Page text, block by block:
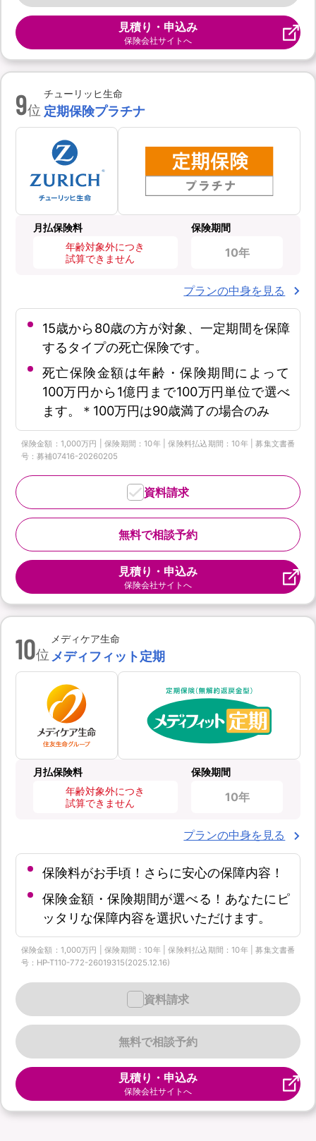
見積り・申込み
保険会社サイトへ
9位
チューリッヒ生命
定期保険プラチナ
月払保険料
年齢対象外につき
試算できません
保険期間
10年
プランの中身を見る
15歳から80歳の方が対象、一定期間を保障
するタイプの死亡保険です。
死亡保険金額は年齢・保険期間によって
100万円から1億円まで100万円単位で選べ
ます。＊100万円は90歳満了の場合のみ
保険金額：1,000万円 | 保険期間：10年 | 保険料払込期間：10年 | 募集文書番
号：募補07416-20260205
無料で相談予約
資料請求
見積り・申込み
保険会社サイトへ
10位
メディケア生命
メディフィット定期
月払保険料
年齢対象外につき
試算できません
保険期間
10年
プランの中身を見る
保険料がお手頃！さらに安心の保障内容！
保険金額・保険期間が選べる！あなたにピ
ッタリな保障内容を選択いただけます。
保険金額：1,000万円 | 保険期間：10年 | 保険料払込期間：10年 | 募集文書番
号：HP-T110-772-26019315(2025.12.16)
無料で相談予約
資料請求
見積り・申込み
保険会社サイトへ